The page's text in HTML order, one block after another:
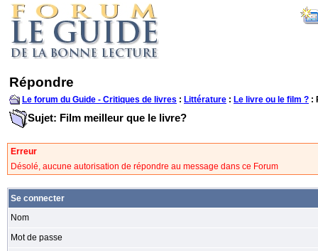
Répondre
Le forum du Guide - Critiques de livres : Littérature : Le livre ou le film ? :
Sujet: Film meilleur que le livre?
Erreur
Désolé, aucune autorisation de répondre au message dans ce Forum
Se connecter
Nom
Mot de passe